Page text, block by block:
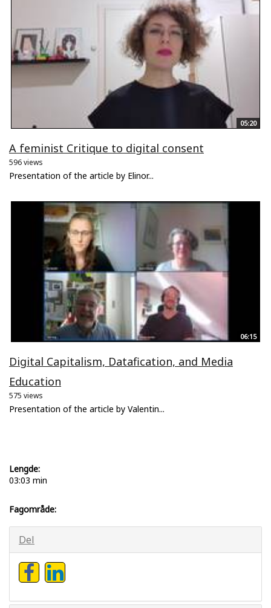
05:20
A feminist Critique to digital consent
596 views
Presentation of the article by Elinor...
06:15
Digital Capitalism, Datafication, and Media
Education
575 views
Presentation of the article by Valentin...
Lengde:
03:03 min
Fagområde:
Del